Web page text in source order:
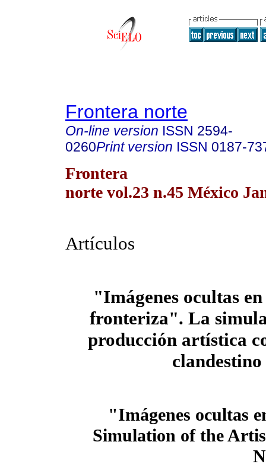
Frontera norte
On-line version ISSN 2594-
0260Print version ISSN 0187-
Frontera
norte vol.23 n.45 México
Artículos
"Imágenes ocultas
fronteriza". La
producción artística
clandestino
"Imágenes ocultas
Simulation of the